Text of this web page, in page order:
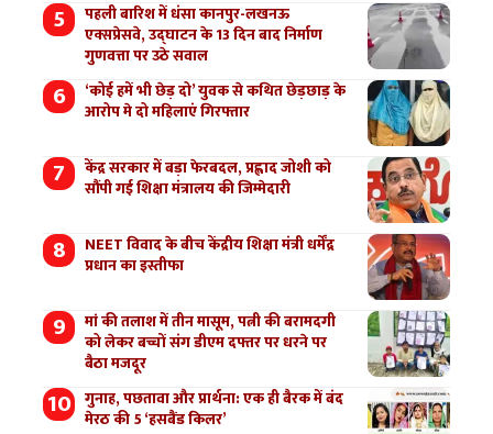
पहली बारिश में धंसा कानपुर-लखनऊ
एक्सप्रेसवे, उद्घाटन के 13 दिन बाद निर्माण
गुणवत्ता पर उठे सवाल
‘कोई हमें भी छेड़ दो’ युवक से कथित छेड़छाड़ के
आरोप मे दो महिलाएं गिरफ्तार
केंद्र सरकार में बड़ा फेरबदल, प्रह्लाद जोशी को
सौंपी गई शिक्षा मंत्रालय की जिम्मेदारी
NEET विवाद के बीच केंद्रीय शिक्षा मंत्री धर्मेंद्र
प्रधान का इस्तीफा
मां की तलाश में तीन मासूम, पत्नी की बरामदगी
को लेकर बच्चों संग डीएम दफ्तर पर धरने पर
बैठा मजदूर
गुनाह, पछतावा और प्रार्थना: एक ही बैरक में बंद
मेरठ की 5 ‘हसबैंड किलर’